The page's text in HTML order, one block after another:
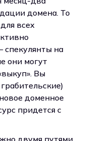
домена. То
всех
спекулянты на
они могут
Вы
доменное
придется с